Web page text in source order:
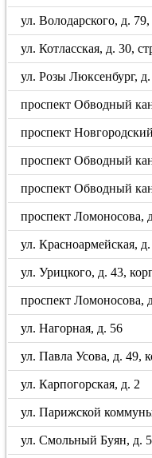
ул. Володарского, д.
ул. Котласская, д. 30,
ул. Розы Люксенбург, д.
проспект Обводный
проспект
проспект Обводный
проспект Обводный
проспект Ломоносова,
ул. Красноармейская,
ул. Урицкого, д. 43,
проспект Ломоносова,
ул. Нагорная, д. 56
ул. Павла Усова, д. 49,
ул. Карпогорская, д. 2
ул. Парижской
ул. Смольный Буян, д.